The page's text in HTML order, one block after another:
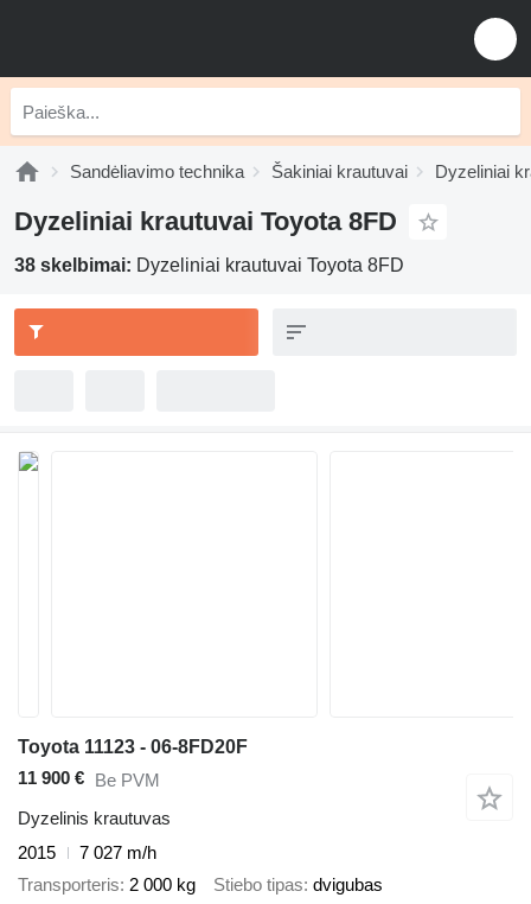
Sandėliavimo technika Šakiniai krautuvai Dyzeliniai
Dyzeliniai krautuvai Toyota 8FD
38 skelbimai: Dyzeliniai krautuvai Toyota 8FD
Toyota 11123 - 06-8FD20F
11 900 € Be PVM
Dyzelinis krautuvas
2015
7 027 m/h
Transporteris 2 000 kg Stiebo tipas dvigubas